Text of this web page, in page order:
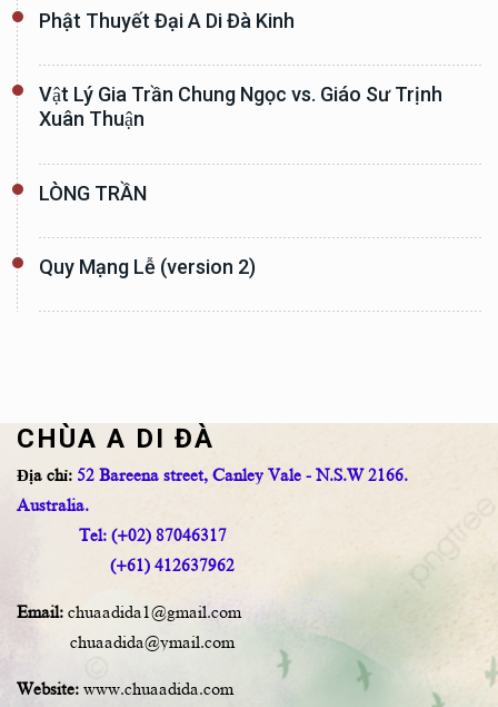
Phật Thuyết Đại A Di Đà Kinh
Vật Lý Gia Trần Chung Ngọc vs. Giáo Sư Trịnh
Xuân Thuận
LÒNG TRẦN
Quy Mạng Lễ (version 2)
CHÙA A DI ĐÀ
Địa chỉ: 52 Bareena street, Canley Vale - N.S.W 2166.
Australia.
Tel: (+02) 87046317
(+61) 412637962
Email: chuaadida1@gmail.com
chuaadida@ymail.com
Website: www.chuaadida.com